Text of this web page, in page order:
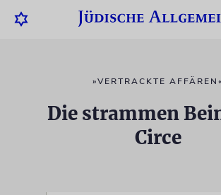
»VERTRACKTE AFFÄREN«
Die strammen
Circe